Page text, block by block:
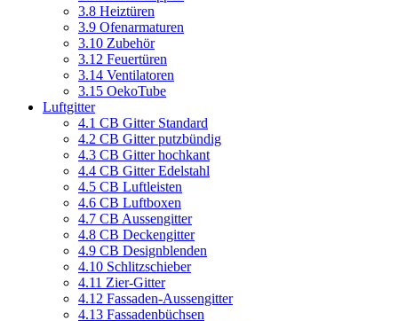
3.8 Heiztüren
3.9 Ofenarmaturen
3.10 Zubehör
3.12 Feuertüren
3.14 Ventilatoren
3.15 OekoTube
Luftgitter
4.1 CB Gitter Standard
4.2 CB Gitter putzbündig
4.3 CB Gitter hochkant
4.4 CB Gitter Edelstahl
4.5 CB Luftleisten
4.6 CB Luftboxen
4.7 CB Aussengitter
4.8 CB Deckengitter
4.9 CB Designblenden
4.10 Schlitzschieber
4.11 Zier-Gitter
4.12 Fassaden-Aussengitter
4.13 Fassadenbüchsen